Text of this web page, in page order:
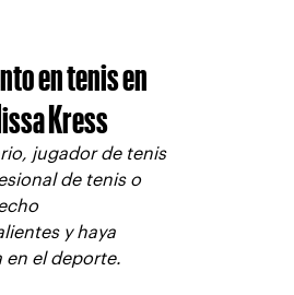
en tenis en
Kress
jugador de tenis
de tenis o
y haya
en el deporte.